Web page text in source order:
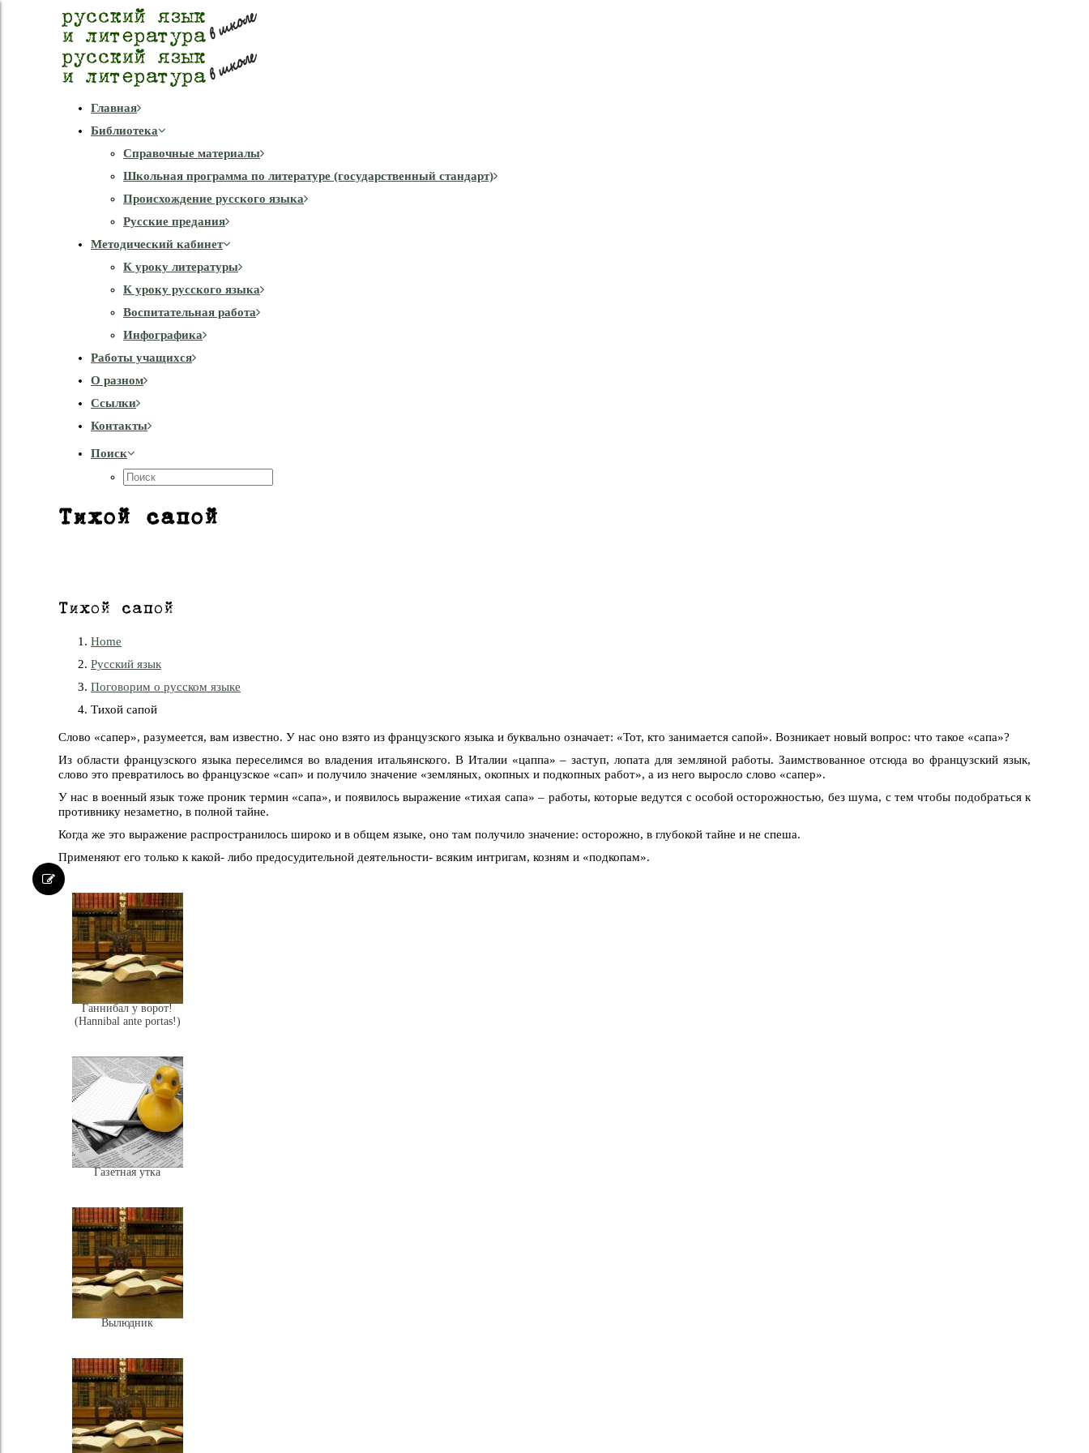
Главная
Библиотека
Справочные материалы
Школьная программа по литературе (государственный стандарт)
Происхождение русского языка
Русские предания
Методический кабинет
К уроку литературы
К уроку русского языка
Воспитательная работа
Инфографика
Работы учащихся
О разном
Cсылки
Контакты
Поиск
Тихой сапой
Тихой сапой
Home
Русский язык
Поговорим о русском языке
Тихой сапой
Слово «сапер», разумеется, вам известно. У нас оно взято из французского языка и буквально означает: «Тот, кто занимается сапой». Возникает новый вопрос: что такое «сапа»?
Из области французского языка переселимся во владения итальянского. В Италии «цаппа» – заступ, лопата для земляной работы. Заимствованное отсюда во французский язык,
слово это превратилось во французское «сап» и получило значение «земляных, окопных и подкопных работ», а из него выросло слово «сапер».
У нас в военный язык тоже проник термин «сапа», и появилось выражение «тихая сапа» – работы, которые ведутся с особой осторожностью, без шума, с тем чтобы подобраться к
противнику незаметно, в полной тайне.
Когда же это выражение распространилось широко и в общем языке, оно там получило значение: осторожно, в глубокой тайне и не спеша.
Применяют его только к какой- либо предосудительной деятельности- всяким интригам, козням и «подкопам».
Ганнибал у ворот!
(Hannibal ante portas!)
Газетная утка
Вылюдник